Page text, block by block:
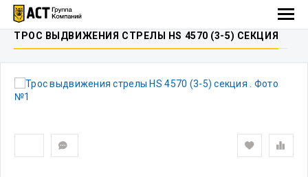
ТРОС ВЫДВИЖЕНИЯ СТРЕЛЫ HS 4570 (3-5) СЕКЦИЯ